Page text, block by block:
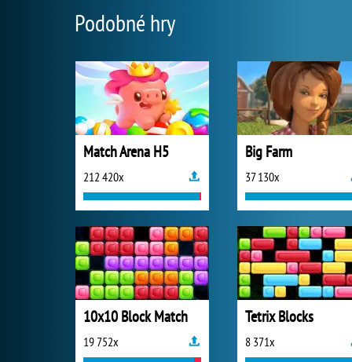
Podobné hry
Match Arena H5
212 420x
Big Farm
37 130x
10x10 Block Match
19 752x
Tetrix Blocks
8 371x